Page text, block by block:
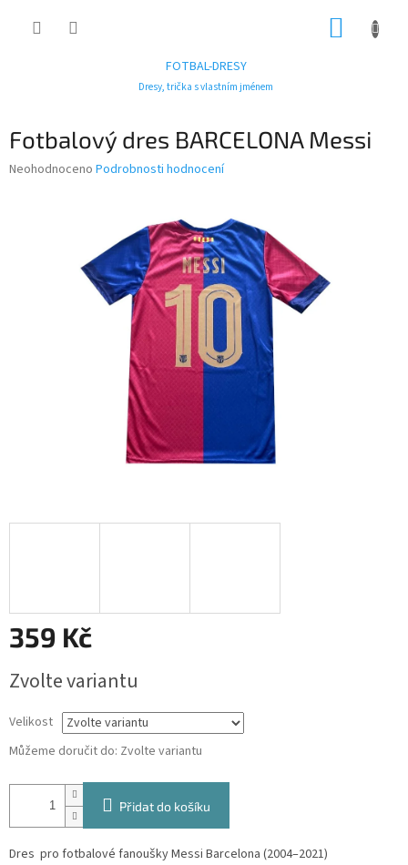
FOTBAL-DRESY
Dresy, trička s vlastním jménem
Fotbalový dres BARCELONA Messi
Průměrné
Neohodnoceno Podrobnosti hodnocení
359 Kč
cena:
Zvolte variantu
Velikost
Můžeme doručit do: Zvolte variantu
Přidat do košíku
Dres pro fotbalové fanoušky Messi Barcelona (2004–2021)